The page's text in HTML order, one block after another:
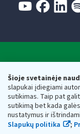
Šioje svetainėje
slapukai įdiegiami
sutikimas. Taip pat
sutikimą bet kada
nustatymus ir
Slapukų politika
;
Respublikos
Biudžetinė įstaiga.
adresas: Vasario 16-
vmi@vmi.lt, E.
Duomenys apie
Respublikos finansų